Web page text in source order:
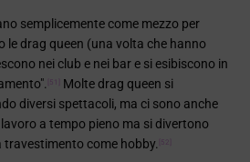
semplicemente come mezzo per
le drag queen (una volta che hanno
nei club e nei bar e si esibiscono in
[51]
Molte drag queen si
diversi spettacoli, ma ci sono anche
a tempo pieno ma si divertono
come hobby. [52]